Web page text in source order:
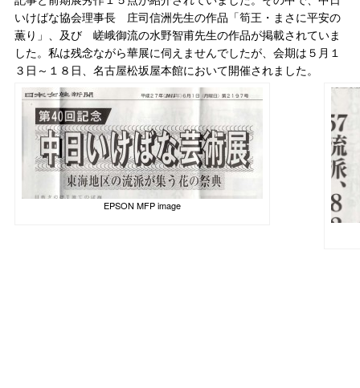
いけばな協会理事長 庄司信洲先生の作品「筍王・まさに平安の
薫り」、及び 嵯峨御流の水野智甫先生の作品が掲載されていま
した。私は残念ながら華展に伺えませんでしたが、会期は５月１
３日～１８日、名古屋松坂屋本館において開催されました。
EPSON MFP image